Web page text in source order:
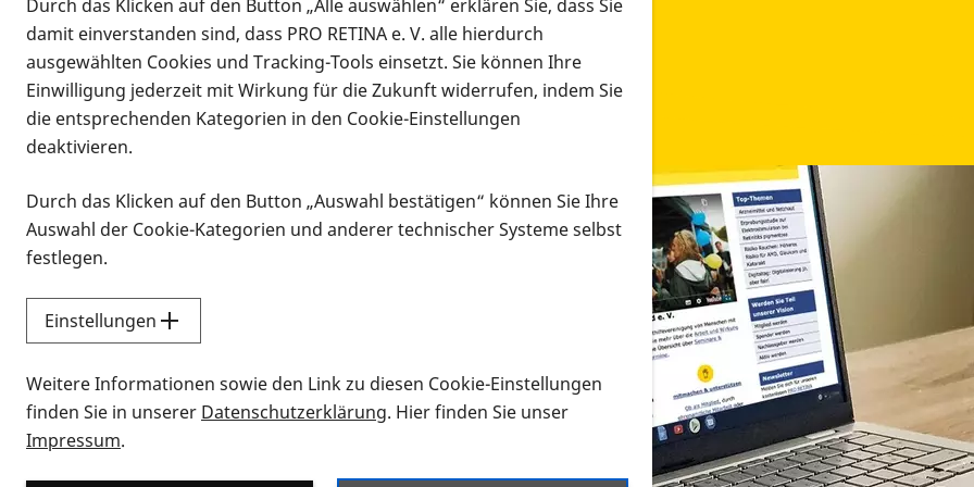
Infomaterial
Infomaterial
Vorlesen
Alle Infomaterialien in verschiedenen Formaten an
Sie möchten wissen, wie Sie nach Infonmaterial suchen und dieses bestellen bzw. herunterladen
Durch das Klicken auf den Button „Alle auswählen“ erklären Sie, dass Sie
damit einverstanden sind, dass PRO RETINA e. V. alle hierdurch
ausgewählten Cookies und Tracking-Tools einsetzt. Sie können Ihre
Einwilligung jederzeit mit Wirkung für die Zukunft widerrufen, indem Sie
die entsprechenden Kategorien in den Cookie-Einstellungen
deaktivieren.
Durch das Klicken auf den Button „Auswahl bestätigen“ können Sie Ihre
Auswahl der Cookie-Kategorien und anderer technischer Systeme selbst
festlegen.
Einstellungen
Weitere Informationen sowie den Link zu diesen Cookie-Einstellungen
finden Sie in unserer Datenschutzerklärung. Hier finden Sie unser
Impressum.